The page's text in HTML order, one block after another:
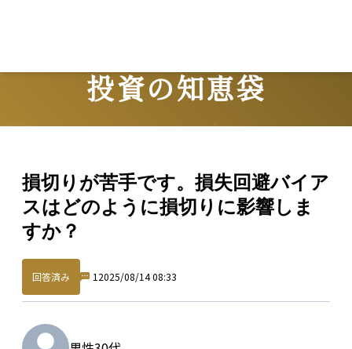
投資の知恵袋
損切りが苦手です。損失回避バイア
スはどのように損切りに影響しま
すか？
回答済み 1 2025/08/14 08:33